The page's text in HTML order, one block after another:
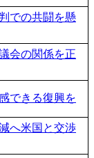
での共闘を懸
会の関係を正
できる復興を
へ米国と交渉